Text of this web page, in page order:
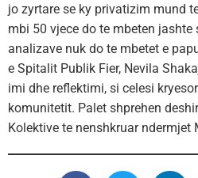
jo zyrtare se ky privatizim mund
mbi 50 vjece do te mbeten
analizave nuk do te mbetet e
e Spitalit Publik Fier, Nevila
imi dhe reflektimi, si celesi
komunitetit. Palet shprehen
Kolektive te nenshkruar ndermjet